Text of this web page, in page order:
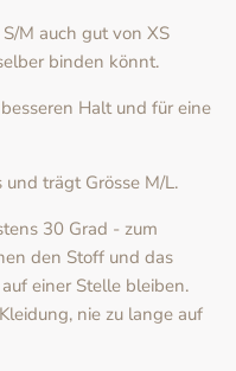
M auch gut von XS
binden könnt.
Halt und für eine
und trägt Grösse M/L.
30 Grad - zum
den Stoff und das
einer Stelle bleiben.
nie zu lange auf